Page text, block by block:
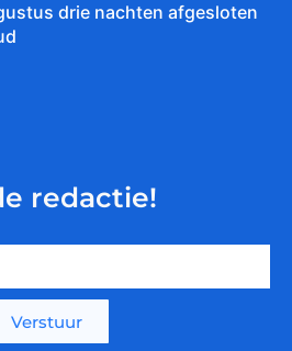
drie nachten afgesloten
redactie!
Verstuur